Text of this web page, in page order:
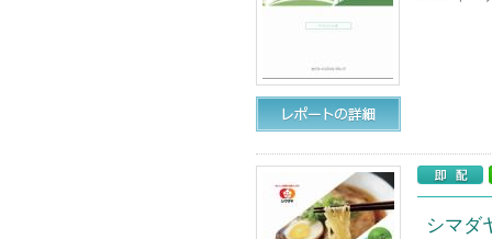
シマダ